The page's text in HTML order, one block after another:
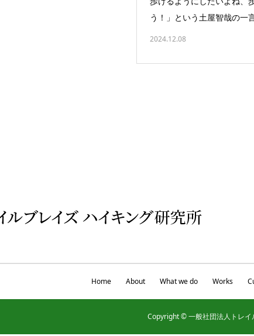
う！」という土屋智哉の一
2024.12.08
Home About What we do Works
Copyright © 一般社団法人トレイ